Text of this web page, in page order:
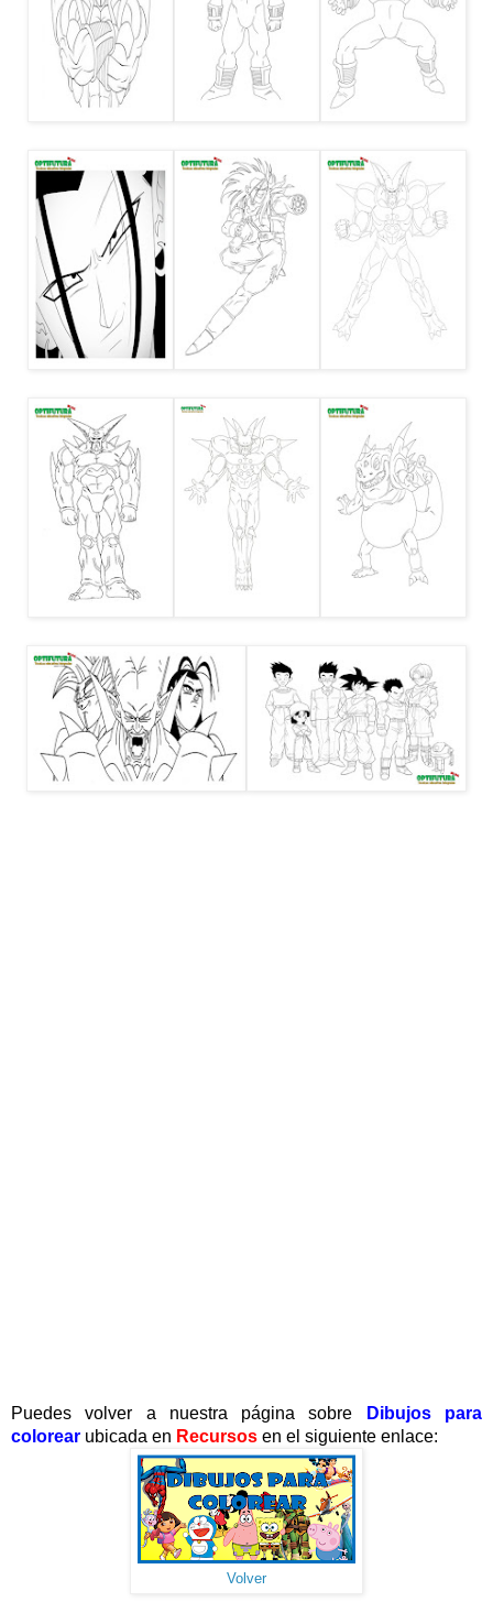
Puedes volver a nuestra página sobre
Dibujos para
colorear ubicada en Recursos en el siguiente enlace:
Volver